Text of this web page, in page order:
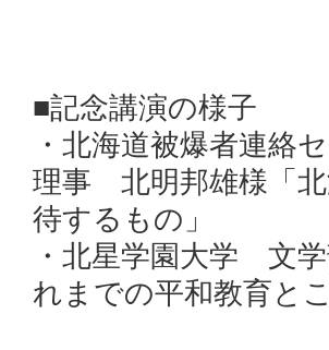
■記念講演の様子
・北海道被爆者連絡
理事 北明邦雄様「北
待するもの」
・北星学園大学 文
れまでの平和教育と